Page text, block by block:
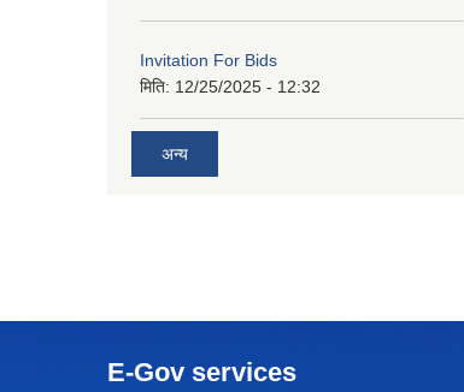
Invitation For Bids
मिति: 12/25/2025 - 12:32
अन्य
E-Gov services